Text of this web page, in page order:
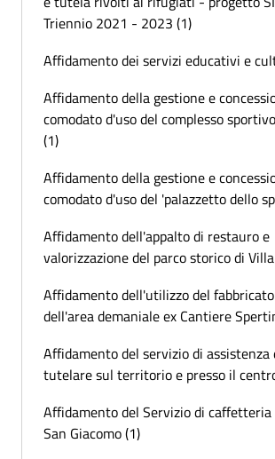
Triennio 2021 - 2023 (1)
Affidamento dei servizi educativi e
Affidamento della gestione e
comodato d'uso del complesso
(1)
Affidamento della gestione e
comodato d'uso del 'palazzetto dello
Affidamento dell'appalto di restauro e
valorizzazione del parco storico di
Affidamento dell'utilizzo del
dell'area demaniale ex Cantiere
Affidamento del servizio di assistenza
tutelare sul territorio e presso il
Affidamento del Servizio di
San Giacomo (1)